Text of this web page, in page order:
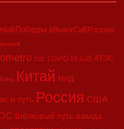
#ВизитСиВРоссию
CIIE COVID-19 G20 АТЭС
Кино Китай МИД
и путь Россия США
Шёлковый путь азиада